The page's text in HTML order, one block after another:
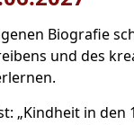
Biografie
und des
„Kindheit in den